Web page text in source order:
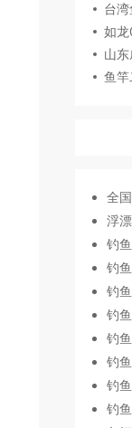
台
如
山
鱼竿
全
浮漂
钓
钓
钓
钓
钓
钓
钓
钓